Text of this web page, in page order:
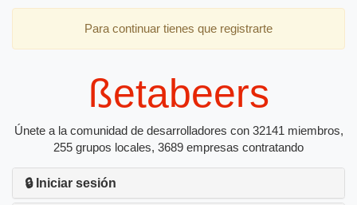
Para continuar tienes que registrarte
ßetabeers
Únete a la comunidad de desarrolladores con 32141 miembros,
255 grupos locales, 3689 empresas contratando
🔒 Iniciar sesión